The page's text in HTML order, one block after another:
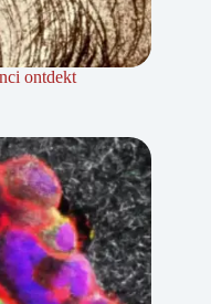
ontdekt